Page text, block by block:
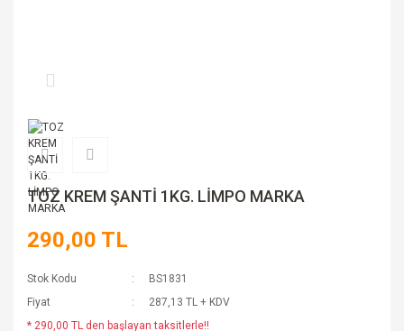
TOZ KREM ŞANTİ 1KG. LİMPO MARKA
290,00 TL
Stok Kodu
BS1831
Fiyat
287,13 TL + KDV
* 290,00 TL den başlayan taksitlerle!!